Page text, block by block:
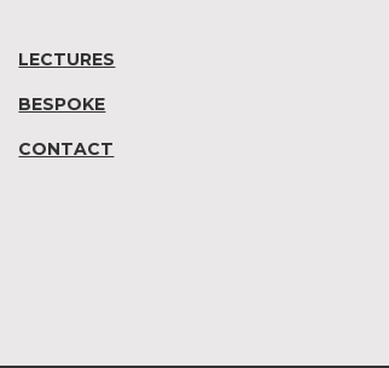
LECTURES
BESPOKE
CONTACT